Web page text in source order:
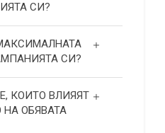
СИ?
СИ?
КОИТО ВЛИЯЯТ
НА ОБЯВАТА